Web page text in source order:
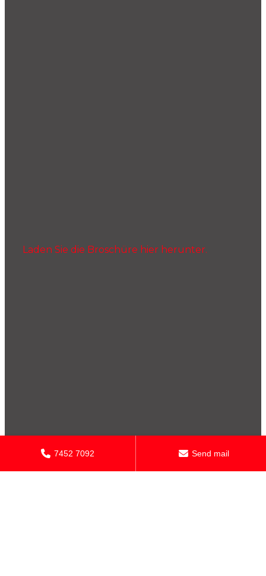
Laden Sie die Broschüre hier herunter.
7452 7092 Send mail